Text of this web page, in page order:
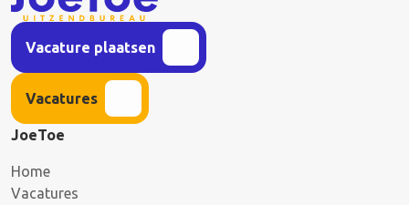
Vacature plaatsen
Vacatures
JoeToe
Home
Vacatures